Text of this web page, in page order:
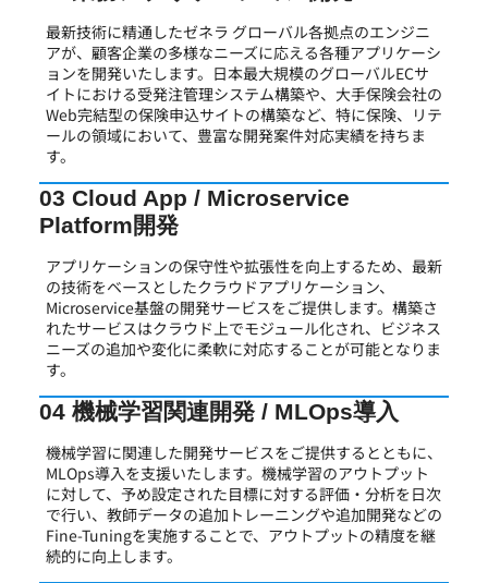
最新技術に精通したゼネラ グローバル各拠点のエンジニ
アが、顧客企業の多様なニーズに応える各種アプリケーシ
ョンを開発いたします。日本最大規模のグローバルECサ
イトにおける受発注管理システム構築や、大手保険会社の
Web完結型の保険申込サイトの構築など、特に保険、リテ
ールの領域において、豊富な開発案件対応実績を持ちま
す。
03 Cloud App / Microservice
Platform開発
アプリケーションの保守性や拡張性を向上するため、最新
の技術をベースとしたクラウドアプリケーション、
Microservice基盤の開発サービスをご提供します。構築さ
れたサービスはクラウド上でモジュール化され、ビジネス
ニーズの追加や変化に柔軟に対応することが可能となりま
す。
04 機械学習関連開発 / MLOps導入
機械学習に関連した開発サービスをご提供するとともに、
MLOps導入を支援いたします。機械学習のアウトプット
に対して、予め設定された目標に対する評価・分析を日次
で行い、教師データの追加トレーニングや追加開発などの
Fine-Tuningを実施することで、アウトプットの精度を継
続的に向上します。